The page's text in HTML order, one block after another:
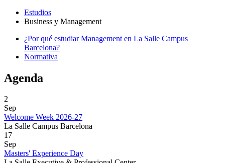
Estudios
Business y Management
¿Por qué estudiar Management en La Salle Campus
Barcelona?
Normativa
Agenda
2
Sep
Welcome Week 2026-27
La Salle Campus Barcelona
17
Sep
Masters' Experience Day